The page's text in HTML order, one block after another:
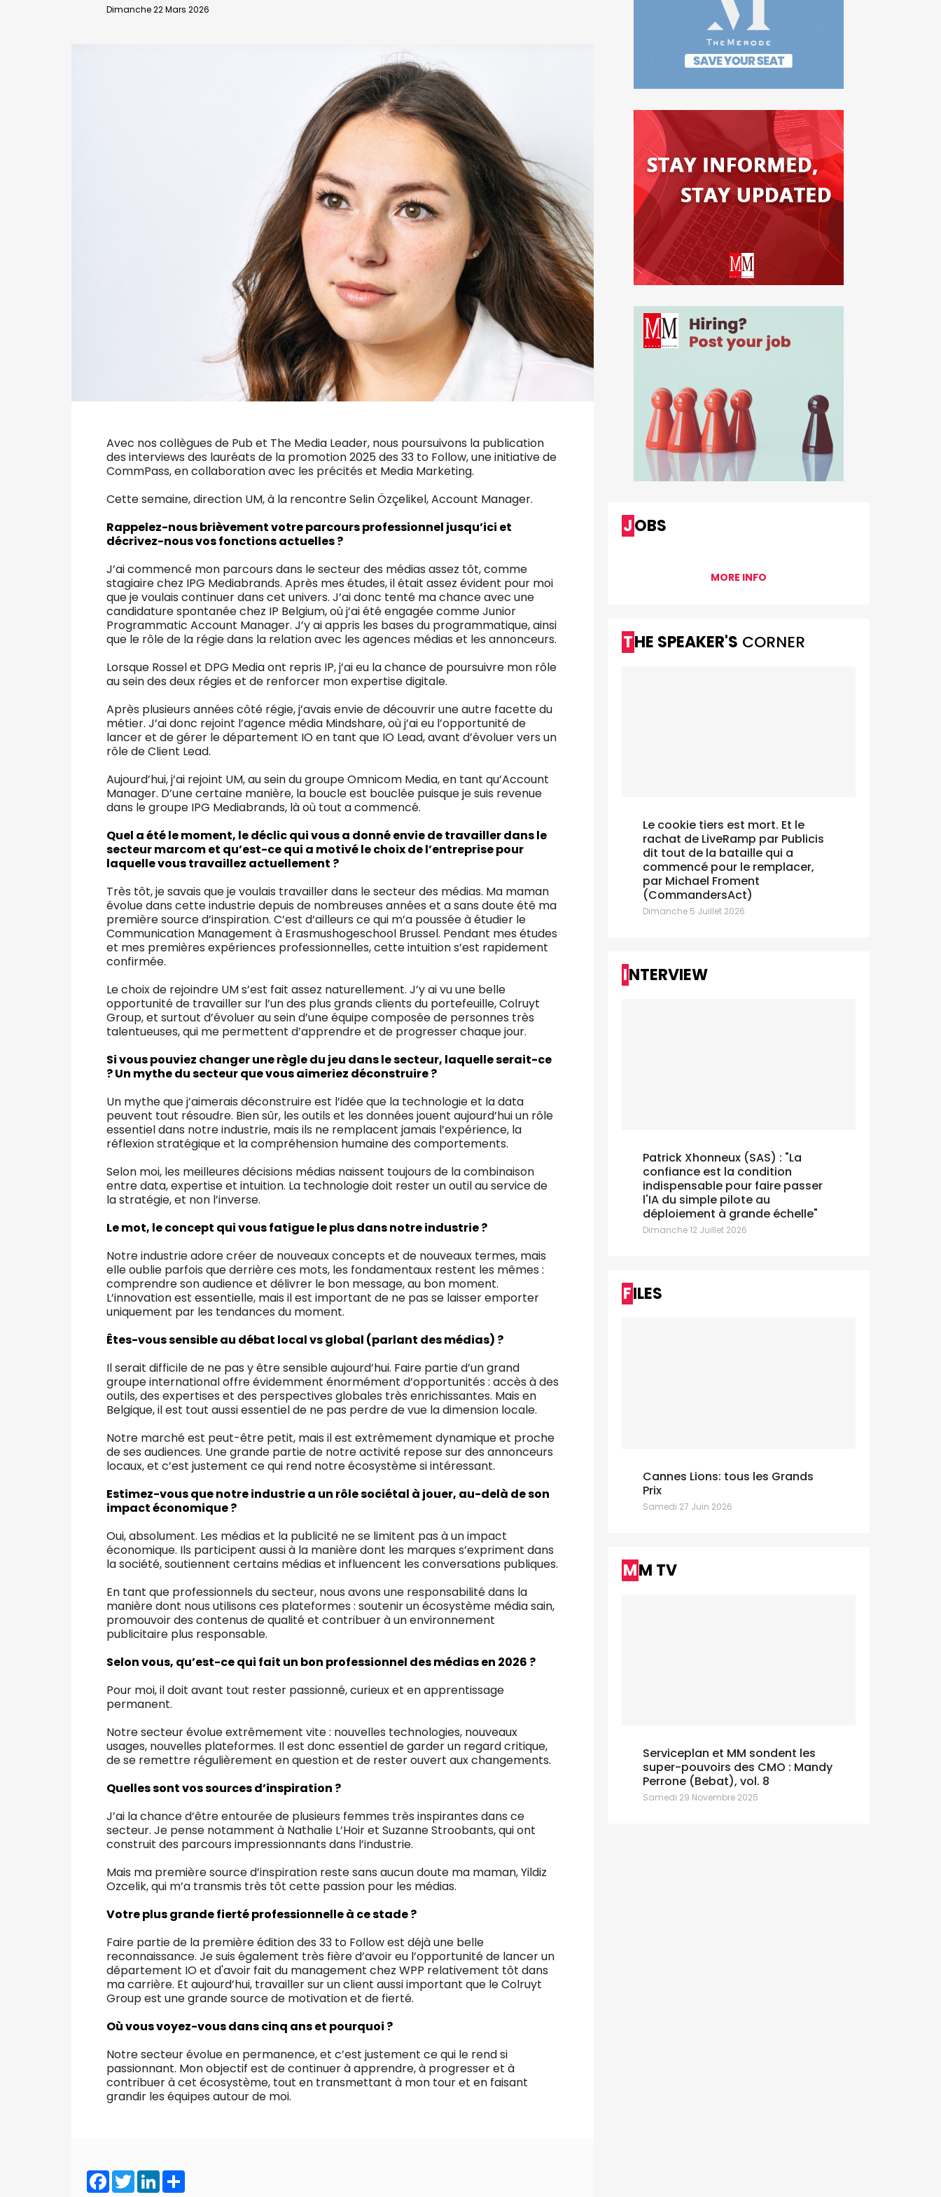
Dimanche 22 Mars 2026
Avec nos collègues de Pub et The Media Leader, nous poursuivons la publication
des interviews des lauréats de la promotion 2025 des 33 to Follow, une initiative de
CommPass, en collaboration avec les précités et Media Marketing.
Cette semaine, direction UM, à la rencontre Selin Özçelikel, Account Manager.
Rappelez-nous brièvement votre parcours professionnel jusqu’ici et
décrivez-nous vos fonctions actuelles ?
J’ai commencé mon parcours dans le secteur des médias assez tôt, comme
stagiaire chez IPG Mediabrands. Après mes études, il était assez évident pour moi
que je voulais continuer dans cet univers. J’ai donc tenté ma chance avec une
candidature spontanée chez IP Belgium, où j’ai été engagée comme Junior
Programmatic Account Manager. J’y ai appris les bases du programmatique, ainsi
que le rôle de la régie dans la relation avec les agences médias et les annonceurs.
Lorsque Rossel et DPG Media ont repris IP, j’ai eu la chance de poursuivre mon rôle
au sein des deux régies et de renforcer mon expertise digitale.
Après plusieurs années côté régie, j’avais envie de découvrir une autre facette du
métier. J’ai donc rejoint l’agence média Mindshare, où j’ai eu l’opportunité de
lancer et de gérer le département IO en tant que IO Lead, avant d’évoluer vers un
rôle de Client Lead.
Aujourd’hui, j’ai rejoint UM, au sein du groupe Omnicom Media, en tant qu’Account
Manager. D’une certaine manière, la boucle est bouclée puisque je suis revenue
dans le groupe IPG Mediabrands, là où tout a commencé.
Quel a été le moment, le déclic qui vous a donné envie de travailler dans le
secteur marcom et qu’est-ce qui a motivé le choix de l’entreprise pour
laquelle vous travaillez actuellement ?
Très tôt, je savais que je voulais travailler dans le secteur des médias. Ma maman
évolue dans cette industrie depuis de nombreuses années et a sans doute été ma
première source d’inspiration. C’est d’ailleurs ce qui m’a poussée à étudier le
Communication Management à Erasmushogeschool Brussel. Pendant mes études
et mes premières expériences professionnelles, cette intuition s’est rapidement
confirmée.
Le choix de rejoindre UM s’est fait assez naturellement. J’y ai vu une belle
opportunité de travailler sur l’un des plus grands clients du portefeuille, Colruyt
Group, et surtout d’évoluer au sein d’une équipe composée de personnes très
talentueuses, qui me permettent d’apprendre et de progresser chaque jour.
Si vous pouviez changer une règle du jeu dans le secteur, laquelle serait-ce
? Un mythe du secteur que vous aimeriez déconstruire ?
Un mythe que j’aimerais déconstruire est l’idée que la technologie et la data
peuvent tout résoudre. Bien sûr, les outils et les données jouent aujourd’hui un rôle
essentiel dans notre industrie, mais ils ne remplacent jamais l’expérience, la
réflexion stratégique et la compréhension humaine des comportements.
Selon moi, les meilleures décisions médias naissent toujours de la combinaison
entre data, expertise et intuition. La technologie doit rester un outil au service de
la stratégie, et non l’inverse.
Le mot, le concept qui vous fatigue le plus dans notre industrie ?
Notre industrie adore créer de nouveaux concepts et de nouveaux termes, mais
elle oublie parfois que derrière ces mots, les fondamentaux restent les mêmes :
comprendre son audience et délivrer le bon message, au bon moment.
L’innovation est essentielle, mais il est important de ne pas se laisser emporter
uniquement par les tendances du moment.
Êtes-vous sensible au débat local vs global (parlant des médias) ?
Il serait difficile de ne pas y être sensible aujourd’hui. Faire partie d’un grand
groupe international offre évidemment énormément d’opportunités : accès à des
outils, des expertises et des perspectives globales très enrichissantes. Mais en
Belgique, il est tout aussi essentiel de ne pas perdre de vue la dimension locale.
Notre marché est peut-être petit, mais il est extrêmement dynamique et proche
de ses audiences. Une grande partie de notre activité repose sur des annonceurs
locaux, et c’est justement ce qui rend notre écosystème si intéressant.
Estimez-vous que notre industrie a un rôle sociétal à jouer, au-delà de son
impact économique ?
Oui, absolument. Les médias et la publicité ne se limitent pas à un impact
économique. Ils participent aussi à la manière dont les marques s’expriment dans
la société, soutiennent certains médias et influencent les conversations publiques.
En tant que professionnels du secteur, nous avons une responsabilité dans la
manière dont nous utilisons ces plateformes : soutenir un écosystème média sain,
promouvoir des contenus de qualité et contribuer à un environnement
publicitaire plus responsable.
Selon vous, qu’est-ce qui fait un bon professionnel des médias en 2026 ?
Pour moi, il doit avant tout rester passionné, curieux et en apprentissage
permanent.
Notre secteur évolue extrêmement vite : nouvelles technologies, nouveaux
usages, nouvelles plateformes. Il est donc essentiel de garder un regard critique,
de se remettre régulièrement en question et de rester ouvert aux changements.
Quelles sont vos sources d’inspiration ?
J’ai la chance d’être entourée de plusieurs femmes très inspirantes dans ce
secteur. Je pense notamment à Nathalie L’Hoir et Suzanne Stroobants, qui ont
construit des parcours impressionnants dans l’industrie.
Mais ma première source d’inspiration reste sans aucun doute ma maman, Yildiz
Ozcelik, qui m’a transmis très tôt cette passion pour les médias.
Votre plus grande fierté professionnelle à ce stade ?
Faire partie de la première édition des 33 to Follow est déjà une belle
reconnaissance. Je suis également très fière d’avoir eu l’opportunité de lancer un
département IO et d'avoir fait du management chez WPP relativement tôt dans
ma carrière. Et aujourd’hui, travailler sur un client aussi important que le Colruyt
Group est une grande source de motivation et de fierté.
Où vous voyez-vous dans cinq ans et pourquoi ?
Notre secteur évolue en permanence, et c’est justement ce qui le rend si
passionnant. Mon objectif est de continuer à apprendre, à progresser et à
contribuer à cet écosystème, tout en transmettant à mon tour et en faisant
grandir les équipes autour de moi.
Facebook
TwitterLinkedIn
JOBS
MORE INFO
THE SPEAKER'S CORNER
Le cookie tiers est mort. Et le
rachat de LiveRamp par Publicis
dit tout de la bataille qui a
commencé pour le remplacer,
par Michael Froment
(CommandersAct)
Dimanche 5 Juillet 2026
INTERVIEW
Patrick Xhonneux (SAS) : "La
confiance est la condition
indispensable pour faire passer
l'IA du simple pilote au
déploiement à grande échelle"
Dimanche 12 Juillet 2026
FILES
Cannes Lions: tous les Grands
Prix
Samedi 27 Juin 2026
MM TV
Serviceplan et MM sondent les
super-pouvoirs des CMO : Mandy
Perrone (Bebat), vol. 8
Samedi 29 Novembre 2025
Abonnement d’entreprise